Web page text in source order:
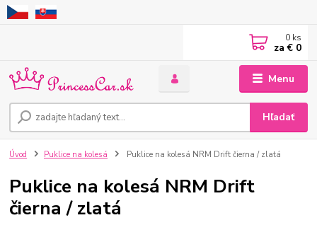
Menu
Hľadať
0 ks
za € 0
Úvod Puklice na kolesá Puklice na kolesá NRM Drift čierna / zlatá
Puklice na kolesá NRM Drift
čierna / zlatá